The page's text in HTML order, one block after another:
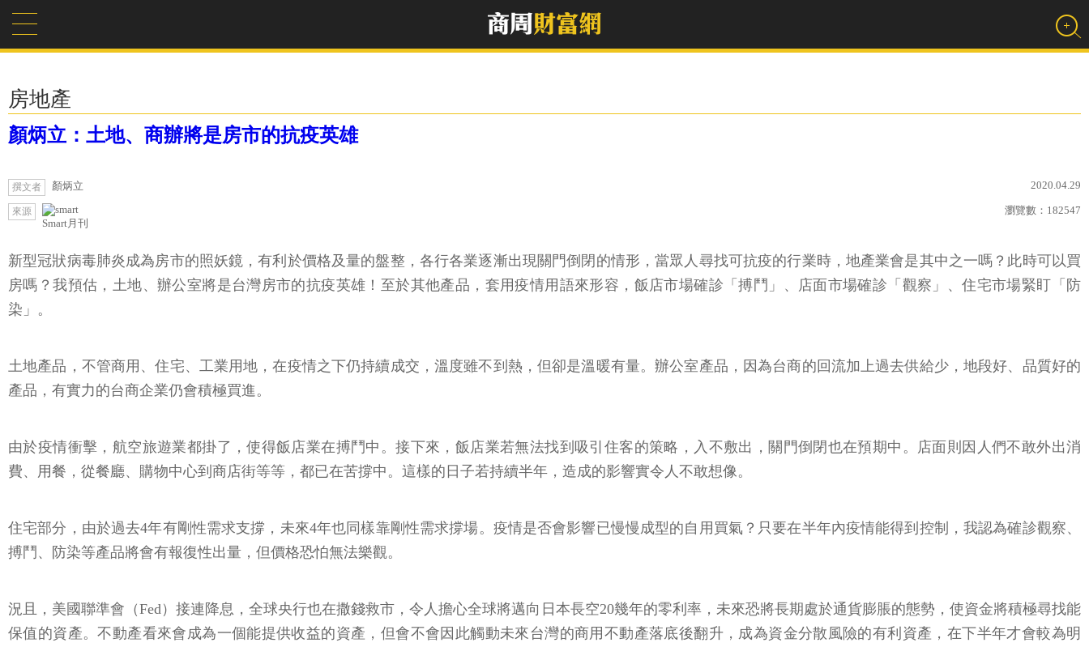
房地產
顏炳立：土地、商辦將是房市的抗疫英雄
撰文者 顏炳立 2020.04.29
來源
Smart月刊
瀏覽數： 182547
新型冠狀病毒肺炎成為房市的照妖鏡，有利於價格及量的盤整，各行各業逐漸出現關門倒閉的情形，當眾人尋找可抗疫的行業時，地產業會是其中之一嗎？此時可以買
房嗎？我預估，土地、辦公室將是台灣房市的抗疫英雄！至於其他產品，套用疫情用語來形容，飯店市場確診「搏鬥」、店面市場確診「觀察」、住宅市場緊盯「防
染」。
土地產品，不管商用、住宅、工業用地，在疫情之下仍持續成交，溫度雖不到熱，但卻是溫暖有量。辦公室產品，因為台商的回流加上過去供給少，地段好、品質好的
產品，有實力的台商企業仍會積極買進。
由於疫情衝擊，航空旅遊業都掛了，使得飯店業在搏鬥中。接下來，飯店業若無法找到吸引住客的策略，入不敷出，關門倒閉也在預期中。店面則因人們不敢外出消
費、用餐，從餐廳、購物中心到商店街等等，都已在苦撐中。這樣的日子若持續半年，造成的影響實令人不敢想像。
住宅部分，由於過去4年有剛性需求支撐，未來4年也同樣靠剛性需求撐場。疫情是否會影響已慢慢成型的自用買氣？只要在半年內疫情能得到控制，我認為確診觀察、
搏鬥、防染等產品將會有報復性出量，但價格恐怕無法樂觀。
況且，美國聯準會（Fed）接連降息，全球央行也在撒錢救市，令人擔心全球將邁向日本長空20幾年的零利率，未來恐將長期處於通貨膨脹的態勢，使資金將積極尋找能
保值的資產。不動產看來會成為一個能提供收益的資產，但會不會因此觸動未來台灣的商用不動產落底後翻升，成為資金分散風險的有利資產，在下半年才會較為明